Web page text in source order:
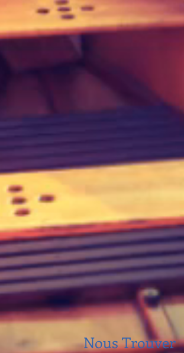
Nous Trouver